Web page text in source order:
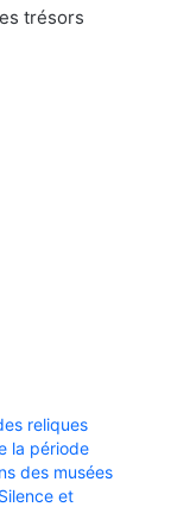
trésors
reliques
la période
des musées
et